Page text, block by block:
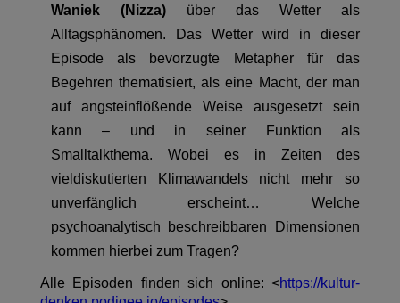
Waniek (Nizza)über das Wetter als
Alltagsphänomen. Das Wetter wird in dieser
Episode als bevorzugte Metapher für das
Begehren thematisiert, als eine Macht, der man
auf angsteinflößende Weise ausgesetzt sein
kann – und in seiner Funktion als
Smalltalkthema. Wobei es in Zeiten des
vieldiskutierten Klimawandels nicht mehr so
unverfänglich erscheint… Welche
psychoanalytisch beschreibbaren Dimensionen
kommen hierbei zum Tragen?
Alle Episoden finden sich online: <https://kultur-